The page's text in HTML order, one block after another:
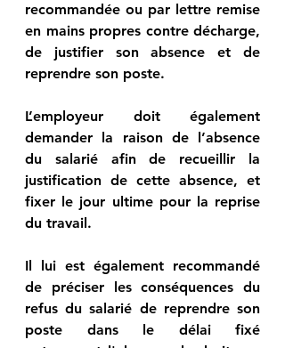
recommandée ou par lettre remise
en mains propres contre décharge,
de justifier son absence et de
reprendre son poste.
demander la raison de l’absence
du salarié afin de recueillir la
justification de cette absence, et
fixer le jour ultime pour la reprise
du travail.
Il lui est également recommandé
de préciser
les conséquences du
refus du salarié de reprendre son
poste dans le délai fixé